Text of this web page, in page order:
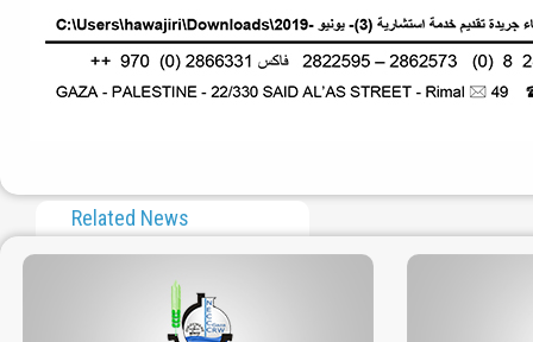
Related News